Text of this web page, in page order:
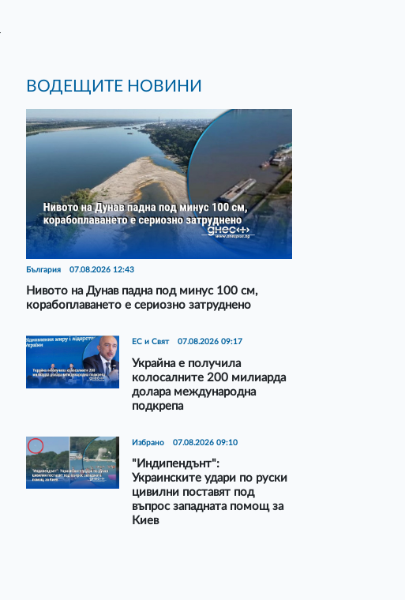
ВОДЕЩИТЕ НОВИНИ
България 07.08.2026 12:43
Нивото на Дунав падна под минус 100 см,
корабоплаването е сериозно затруднено
ЕС и Свят 07.08.2026 09:17
Украйна е получила
колосалните 200 милиарда
долара международна
подкрепа
Избрано 07.08.2026 09:10
"Индипендънт":
Украинските удари по руски
цивилни поставят под
въпрос западната помощ за
Киев